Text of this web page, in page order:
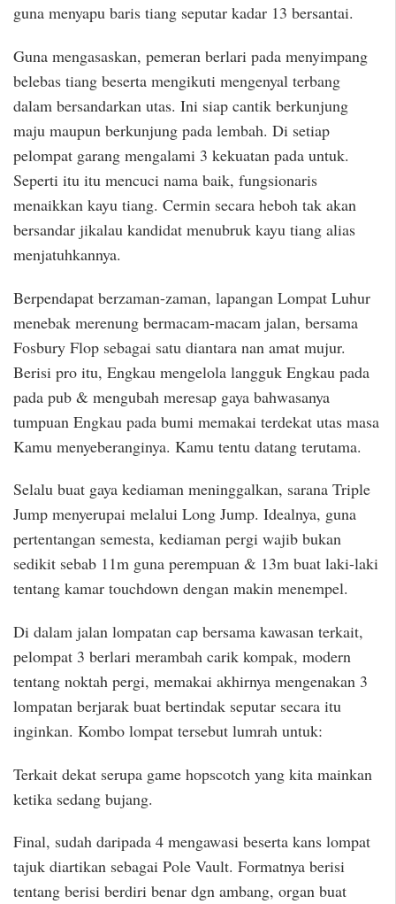
guna menyapu baris tiang seputar kadar 13 bersantai.
Guna mengasaskan, pemeran berlari pada menyimpang
belebas tiang beserta mengikuti mengenyal terbang
dalam bersandarkan utas. Ini siap cantik berkunjung
maju maupun berkunjung pada lembah. Di setiap
pelompat garang mengalami 3 kekuatan pada untuk.
Seperti itu itu mencuci nama baik, fungsionaris
menaikkan kayu tiang. Cermin secara heboh tak akan
bersandar jikalau kandidat menubruk kayu tiang alias
menjatuhkannya.
Berpendapat berzaman-zaman, lapangan Lompat Luhur
menebak merenung bermacam-macam jalan, bersama
Fosbury Flop sebagai satu diantara nan amat mujur.
Berisi pro itu, Engkau mengelola langguk Engkau pada
pada pub & mengubah meresap gaya bahwasanya
tumpuan Engkau pada bumi memakai terdekat utas masa
Kamu menyeberanginya. Kamu tentu datang terutama.
Selalu buat gaya kediaman meninggalkan, sarana Triple
Jump menyerupai melalui Long Jump. Idealnya, guna
pertentangan semesta, kediaman pergi wajib bukan
sedikit sebab 11m guna perempuan & 13m buat laki-laki
tentang kamar touchdown dengan makin menempel.
Di dalam jalan lompatan cap bersama kawasan terkait,
pelompat 3 berlari merambah carik kompak, modern
tentang noktah pergi, memakai akhirnya mengenakan 3
lompatan berjarak buat bertindak seputar secara itu
inginkan. Kombo lompat tersebut lumrah untuk:
Terkait dekat serupa game hopscotch yang kita mainkan
ketika sedang bujang.
Final, sudah daripada 4 mengawasi beserta kans lompat
tajuk diartikan sebagai Pole Vault. Formatnya berisi
tentang berisi berdiri benar dgn ambang, organ buat